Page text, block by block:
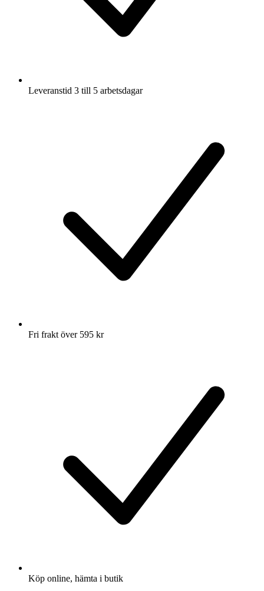
Leveranstid 3 till 5 arbetsdagar
Fri frakt över 595 kr
Köp online, hämta i butik